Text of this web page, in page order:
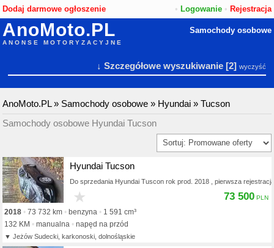
Dodaj darmowe ogłoszenie • Logowanie• Rejestracja
AnoMoto.PL
ANONSE MOTORYZACYJNE
Samochody osobowe
↓ Szczegółowe wyszukiwanie[2] wyczyść
AnoMoto.PL» Samochody osobowe » Hyundai »Tucson
Samochody osobowe Hyundai Tucson
Hyundai Tucson
Do sprzedania Hyundai Tuscon rok prod. 2018 , pierwsza
2018 73 732 km benzyna
1 591 cm³
132 KM
manualna napęd na przód
Jeżów Sudecki, karkonoski, dolnośląskie
73 500